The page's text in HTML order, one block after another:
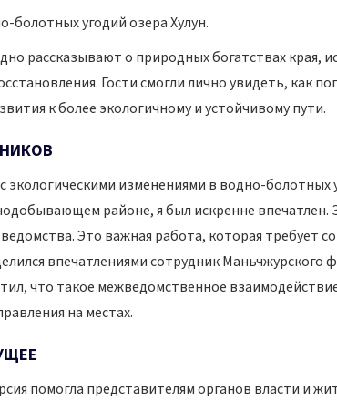
болотных угодий озера Хулун.
рассказывают о природных богатствах края,
Гости смогли лично увидеть,
к более экологичному и устойчивому пути.
изменениями в водно-болотных
районе, я был искренне
Это важная работа, которая требует
впечатлениями сотрудник Маньчжурского
что такое межведомственное
на местах.
помогла представителям органов власти и